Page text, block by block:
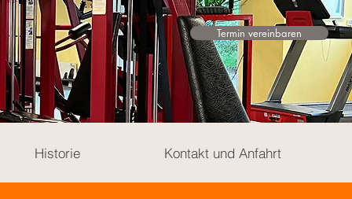
Termin vereinbaren
Historie Kontakt und Anfahrt